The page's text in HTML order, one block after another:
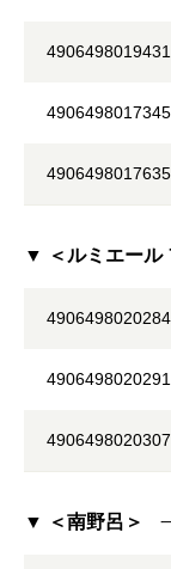
4906498019431
4906498017345
4906498017635
▼ ＜ルミエール
4906498020284
4906498020291
4906498020307
▼ ＜南野呂＞